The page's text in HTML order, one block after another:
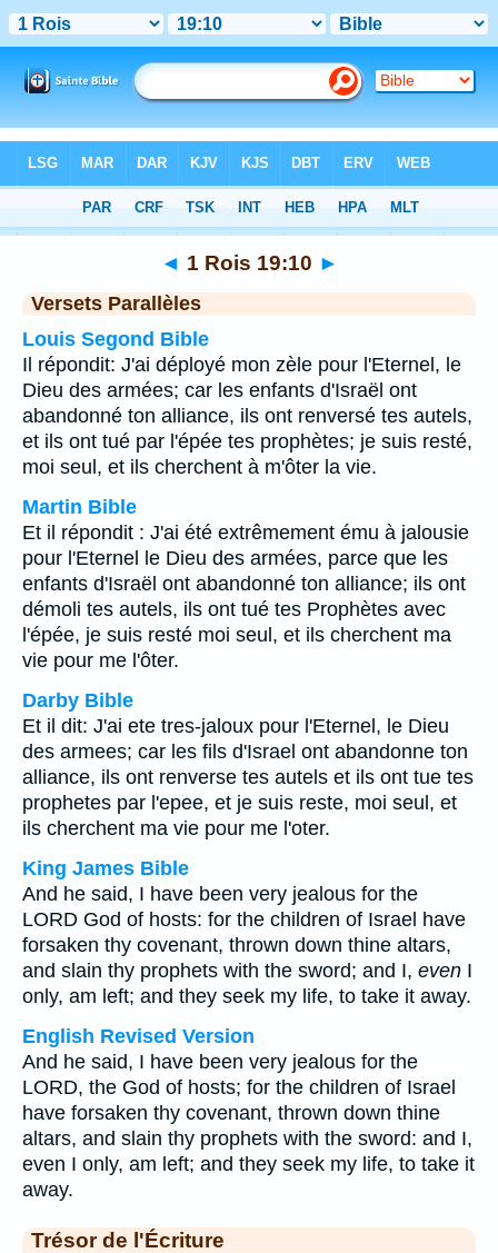
Chapitre 19> Verset 10
◄ 1 Rois 19:10 ►
Versets Parallèles
Louis Segond Bible
Il répondit: J'ai déployé mon zèle pour l'Eternel, le
Dieu des armées; car les enfants d'Israël ont
abandonné ton alliance, ils ont renversé tes autels,
et ils ont tué par l'épée tes prophètes; je suis resté,
moi seul, et ils cherchent à m'ôter la vie.
Martin Bible
Et il répondit : J'ai été extrêmement ému à jalousie
pour l'Eternel le Dieu des armées, parce que les
enfants d'Israël ont abandonné ton alliance; ils ont
démoli tes autels, ils ont tué tes Prophètes avec
l'épée, je suis resté moi seul, et ils cherchent ma
vie pour me l'ôter.
Darby Bible
Et il dit: J'ai ete tres-jaloux pour l'Eternel, le Dieu
des armees; car les fils d'Israel ont abandonne ton
alliance, ils ont renverse tes autels et ils ont tue tes
prophetes par l'epee, et je suis reste, moi seul, et
ils cherchent ma vie pour me l'oter.
King James Bible
And he said, I have been very jealous for the
LORD God of hosts: for the children of Israel have
forsaken thy covenant, thrown down thine altars,
and slain thy prophets with the sword; and I, even I
only, am left; and they seek my life, to take it away.
English Revised Version
And he said, I have been very jealous for the
LORD, the God of hosts; for the children of Israel
have forsaken thy covenant, thrown down thine
altars, and slain thy prophets with the sword: and I,
even I only, am left; and they seek my life, to take it
away.
Trésor de l'Écriture